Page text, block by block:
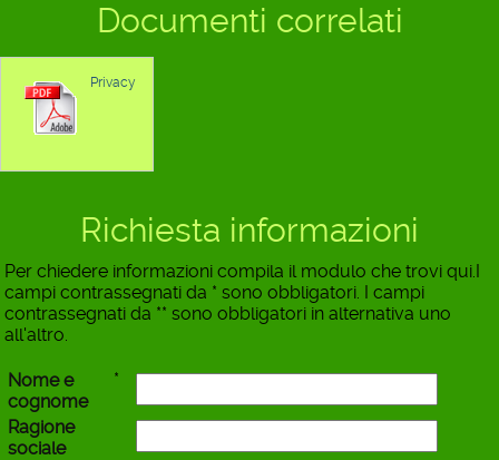
Documenti correlati
Privacy
Richiesta informazioni
Per chiedere informazioni compila il modulo che trovi qui.I
campi contrassegnati da * sono obbligatori. I campi
contrassegnati da ** sono obbligatori in alternativa uno
all'altro.
Nome e
cognome
*
Ragione
sociale